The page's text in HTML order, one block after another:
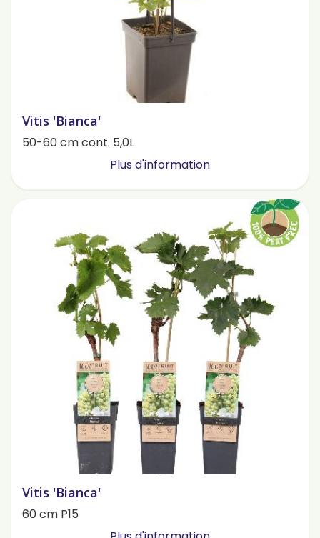
Vitis 'Bianca'
50-60 cm cont. 5,0L
Plus d'information
Vitis 'Bianca'
60 cm P15